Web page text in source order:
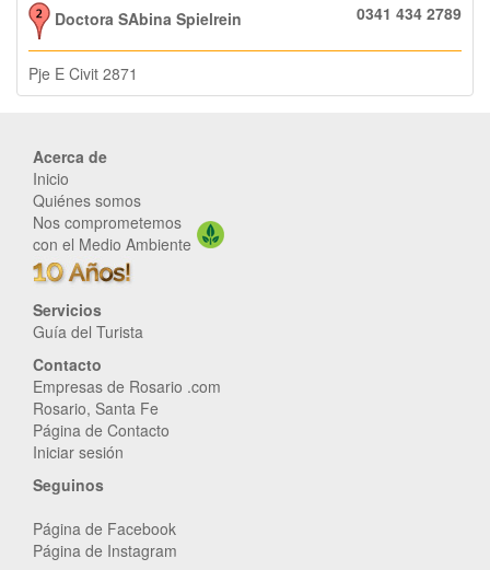
Doctora SAbina Spielrein 0341 434 2789
Pje E Civit 2871
Acerca de
Inicio
Quiénes somos
Nos comprometemos
con el Medio Ambiente
Servicios
Guía del Turista
Contacto
Empresas de Rosario .com
Rosario, Santa Fe
Página de Contacto
Iniciar sesión
Seguinos
Página de Facebook
Página de Instagram